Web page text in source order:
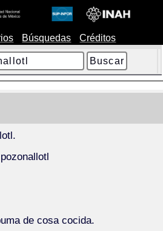
Búsquedas Créditos
pozonallotl
de cosa cocida.